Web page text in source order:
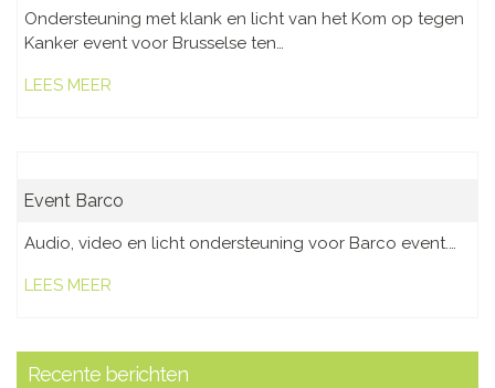
Ondersteuning met klank en licht van het Kom op tegen
Kanker event voor Brusselse ten…
LEES MEER
Event Barco
Audio, video en licht ondersteuning voor Barco event.…
LEES MEER
Recente berichten